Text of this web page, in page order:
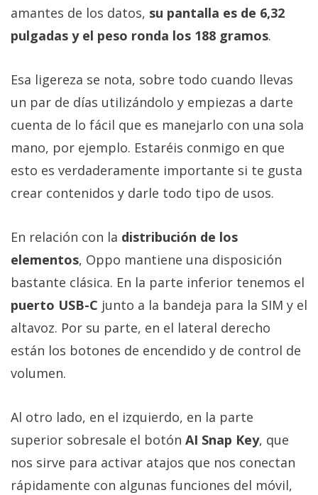
amantes de los datos, su pantalla es de 6,32
pulgadas y el peso ronda los 188 gramos.
Esa ligereza se nota, sobre todo cuando llevas
un par de días utilizándolo y empiezas a darte
cuenta de lo fácil que es manejarlo con una sola
mano, por ejemplo. Estaréis conmigo en que
esto es verdaderamente importante si te gusta
crear contenidos y darle todo tipo de usos.
En relación con la distribución de los
elementos, Oppo mantiene una disposición
bastante clásica. En la parte inferior tenemos el
puerto USB-C junto a la bandeja para la SIM y el
altavoz. Por su parte, en el lateral derecho
están los botones de encendido y de control de
volumen.
Al otro lado, en el izquierdo, en la parte
superior sobresale el botón AI Snap Key, que
nos sirve para activar atajos que nos conectan
rápidamente con algunas funciones del móvil,